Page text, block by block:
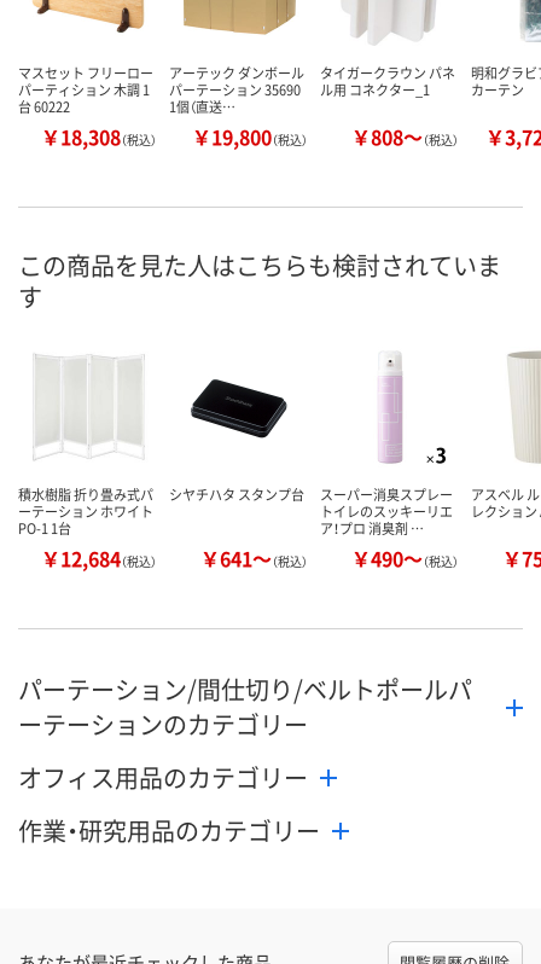
マスセット フリーロー
パーティション 木調 1
台 60222
￥18,308（税込）
アーテック ダンボール
パーテーション 35690
1個（直送…
￥19,800（税込）
タイガークラウン パネ
ル用 コネクター_1
￥808～（税込）
明和グラ
カーテン
￥
この商品を見た人はこちらも検討されていま
す
積水樹脂 折り畳み式パ
ーテーション ホワイト
PO-1 1台
￥12,684（税込）
シヤチハタ スタンプ台
￥641～（税込）
スーパー消臭スプレー
トイレのスッキーリエ
ア！プロ 消臭剤 …
￥490～（税込）
アスベル
レクション
￥
パーテーション/間仕切り/ベルトポールパ
ーテーションのカテゴリー
オフィス用品のカテゴリー
作業・研究用品のカテゴリー